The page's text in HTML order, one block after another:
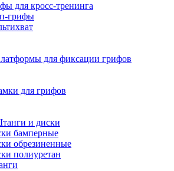
для кросс-тренинга
грифы
для фиксации грифов
для грифов
и диски
бамперные
обрезиненные
полиуретан